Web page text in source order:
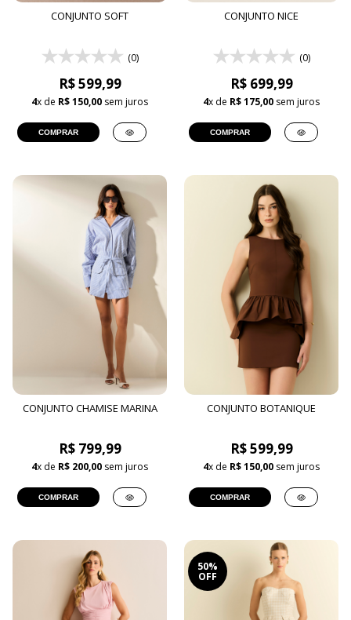
CONJUNTO SOFT
(0)
R$ 599,99
4x de R$ 150,00 sem juros
COMPRAR
CONJUNTO NICE
(0)
R$ 699,99
4x de R$ 175,00 sem juros
COMPRAR
CONJUNTO CHAMISE MARINA
R$ 799,99
4x de R$ 200,00 sem juros
COMPRAR
CONJUNTO BOTANIQUE
R$ 599,99
4x de R$ 150,00 sem juros
COMPRAR
50%
OFF